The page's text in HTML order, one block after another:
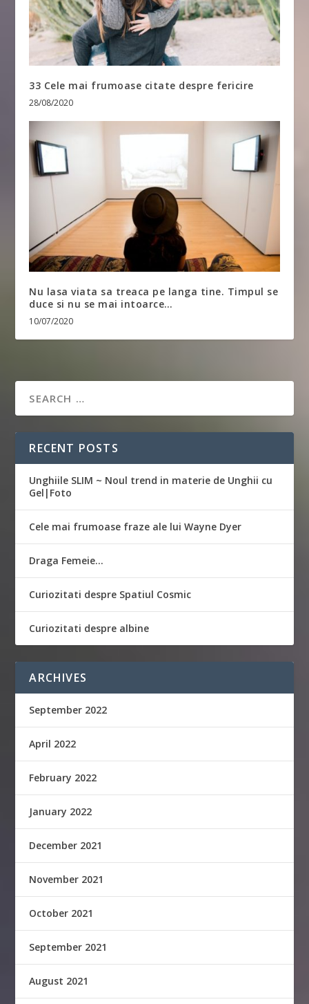
33 Cele mai frumoase citate despre fericire
28/08/2020
Nu lasa viata sa treaca pe langa tine. Timpul se
duce si nu se mai intoarce…
10/07/2020
RECENT POSTS
Unghiile SLIM ~ Noul trend in materie de Unghii cu
Gel|Foto
Cele mai frumoase fraze ale lui Wayne Dyer
Draga Femeie…
Curiozitati despre Spatiul Cosmic
Curiozitati despre albine
ARCHIVES
September 2022
April 2022
February 2022
January 2022
December 2021
November 2021
October 2021
September 2021
August 2021